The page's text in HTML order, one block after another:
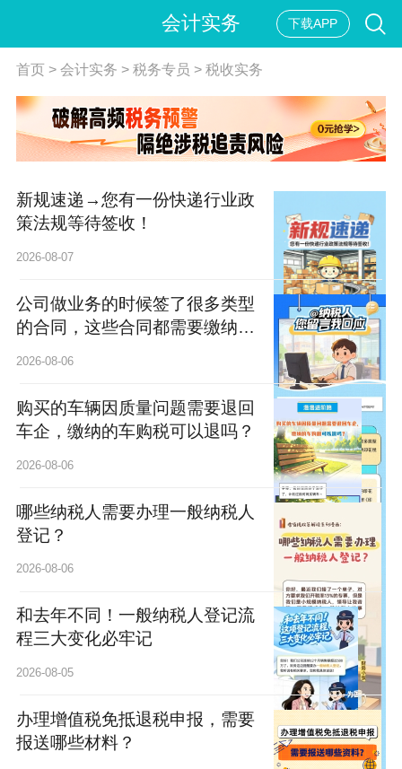
会计实务 下载APP
首页> 会计实务 > 税务专员 > 税收实务
新规速递→您有一份快递行业政
策法规等待签收！
2026-08-07
公司做业务的时候签了很多类型
的合同，这些合同都需要缴纳印
2026-08-06
购买的车辆因质量问题需要退回
车企，缴纳的车购税可以退吗？
2026-08-06
哪些纳税人需要办理一般纳税人
登记？
2026-08-06
和去年不同！一般纳税人登记流
程三大变化必牢记
2026-08-05
办理增值税免抵退税申报，需要
报送哪些材料？